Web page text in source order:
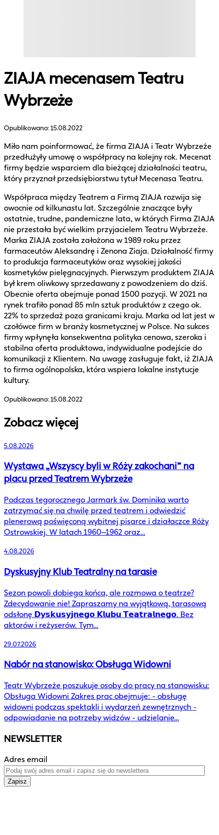
ZIAJA mecenasem Teatru
Wybrzeże
Opublikowano:15.08.2022
Miło nam poinformować, że firma ZIAJA i Teatr Wybrzeże
przedłużyły umowę o współpracy na kolejny rok. Mecenat
firmy będzie wsparciem dla bieżącej działalności teatru,
który przyznał przedsiębiorstwu tytuł Mecenasa Teatru.
Współpraca między Teatrem a Firmą ZIAJA rozwija się
owocnie od kilkunastu lat. Szczególnie znaczące były
ostatnie, trudne, pandemiczne lata, w których Firma ZIAJA
nie przestała być wielkim przyjacielem Teatru Wybrzeże.
Marka ZIAJA została założona w 1989 roku przez
farmaceutów Aleksandrę i Zenona Ziaja. Działalność firmy
to produkcja farmaceutyków oraz wysokiej jakości
kosmetyków pielęgnacyjnych. Pierwszym produktem ZIAJA
był krem oliwkowy sprzedawany z powodzeniem do dziś.
Obecnie oferta obejmuje ponad 1500 pozycji. W 2021 na
rynek trafiło ponad 85 mln sztuk produktów z czego ok.
22% to sprzedaż poza granicami kraju. Marka od lat jest w
czołówce firm w branży kosmetycznej w Polsce. Na sukces
firmy wpłynęła konsekwentna polityka cenowa, szeroka i
stabilna oferta produktowa, indywidualne podejście do
komunikacji z Klientem. Na uwagę zasługuje fakt, iż ZIAJA
to firma ogólnopolska, która wspiera lokalne instytucje
kultury.
Opublikowano:15.08.2022
Zobacz więcej
5.08.2026
Wystawa „Wszyscy byli w Róży zakochani” na
placu przed Teatrem Wybrzeże
Podczas tegorocznego Jarmark św. Dominika warto
zatrzymać się na chwilę przed teatrem i odwiedzić
plenerową poświęconą wybitnej pisarce i działaczce Róży
Ostrowskiej. W latach 1960–1962 oraz…
4.08.2026
Dyskusyjny Klub Teatralny na tarasie
Sezon powoli dobiega końca, ale rozmowa o teatrze?
Zdecydowanie nie! Zapraszamy na wyjątkową, tarasową
odsłonę 𝗗𝘆𝘀𝗸𝘂𝘀𝘆𝗷𝗻𝗲𝗴𝗼 𝗞𝗹𝘂𝗯𝘂 𝗧𝗲𝗮𝘁𝗿𝗮𝗹𝗻𝗲𝗴𝗼. Bez
aktorów i reżyserów. Tym…
29.07.2026
Nabór na stanowisko: Obsługa Widowni
Teatr Wybrzeże poszukuje osoby do pracy na stanowisku:
Obsługa Widowni Zakres prac obejmuje: - obsługę
widowni podczas spektakli i wydarzeń zewnętrznych -
odpowiadanie na potrzeby widzów - udzielanie…
NEWSLETTER
Adres email
Zapisz